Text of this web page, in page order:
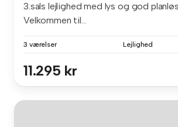
3.sals lejlighed med lys og god
Velkommen til...
3 værelser Lejlighed
11.295 kr